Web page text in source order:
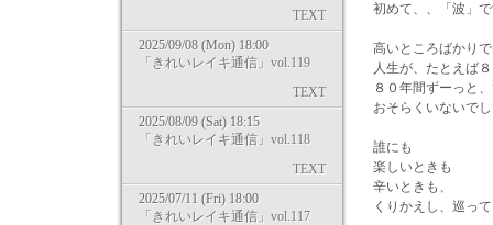
TEXT
2025/09/08 (Mon) 18:00
「きれいレイキ通信」vol.119
TEXT
2025/08/09 (Sat) 18:15
「きれいレイキ通信」vol.118
TEXT
2025/07/11 (Fri) 18:00
「きれいレイキ通信」vol.117
初めて、、「波」
高いところばかり
人生が、たとえば
８０年間ずーっと
おそらくいないで
誰にも
楽しいときも
辛いときも、
くりかえし、巡っ